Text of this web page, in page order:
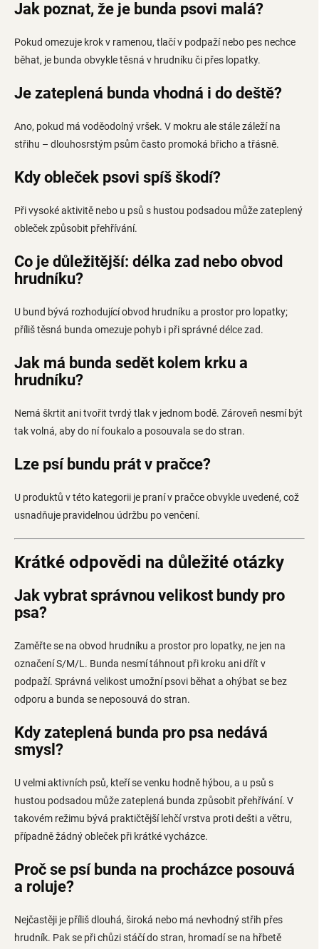
Jak poznat, že je bunda psovi malá?
Pokud omezuje krok v ramenou, tlačí v podpaží nebo pes nechce
běhat, je bunda obvykle těsná v hrudníku či přes lopatky.
Je zateplená bunda vhodná i do deště?
Ano, pokud má voděodolný vršek. V mokru ale stále záleží na
střihu – dlouhosrstým psům často promoká břicho a třásně.
Kdy obleček psovi spíš škodí?
Při vysoké aktivitě nebo u psů s hustou podsadou může zateplený
obleček způsobit přehřívání.
Co je důležitější: délka zad nebo obvod
hrudníku?
U bund bývá rozhodující obvod hrudníku a prostor pro lopatky;
příliš těsná bunda omezuje pohyb i při správné délce zad.
Jak má bunda sedět kolem krku a
hrudníku?
Nemá škrtit ani tvořit tvrdý tlak v jednom bodě. Zároveň nesmí být
tak volná, aby do ní foukalo a posouvala se do stran.
Lze psí bundu prát v pračce?
U produktů v této kategorii je praní v pračce obvykle uvedené, což
usnadňuje pravidelnou údržbu po venčení.
Krátké odpovědi na důležité otázky
Jak vybrat správnou velikost bundy pro
psa?
Zaměřte se na obvod hrudníku a prostor pro lopatky, ne jen na
označení S/M/L. Bunda nesmí táhnout při kroku ani dřít v
podpaží. Správná velikost umožní psovi běhat a ohýbat se bez
odporu a bunda se neposouvá do stran.
Kdy zateplená bunda pro psa nedává
smysl?
U velmi aktivních psů, kteří se venku hodně hýbou, a u psů s
hustou podsadou může zateplená bunda způsobit přehřívání. V
takovém režimu bývá praktičtější lehčí vrstva proti dešti a větru,
případně žádný obleček při krátké vycházce.
Proč se psí bunda na procházce posouvá
a roluje?
Nejčastěji je příliš dlouhá, široká nebo má nevhodný střih přes
hrudník. Pak se při chůzi stáčí do stran, hromadí se na hřbetě